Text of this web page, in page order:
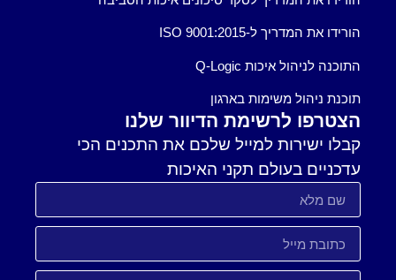
הורידו את המדריך ל-ISO 9001:2015
התוכנה לניהול איכות Q-Logic
תוכנת ניהול משימות בארגון
הצטרפו לרשימת הדיוור שלנו
קבלו ישירות למייל שלכם את התכנים הכי
עדכניים בעולם תקני האיכות